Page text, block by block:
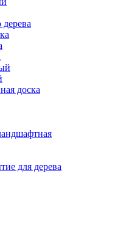
доска
для дерева